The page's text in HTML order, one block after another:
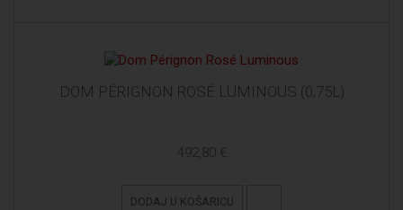
DOM PÉRIGNON ROSÉ LUMINOUS (0,75L)
492,80 €
DODAJ U KOŠARICU